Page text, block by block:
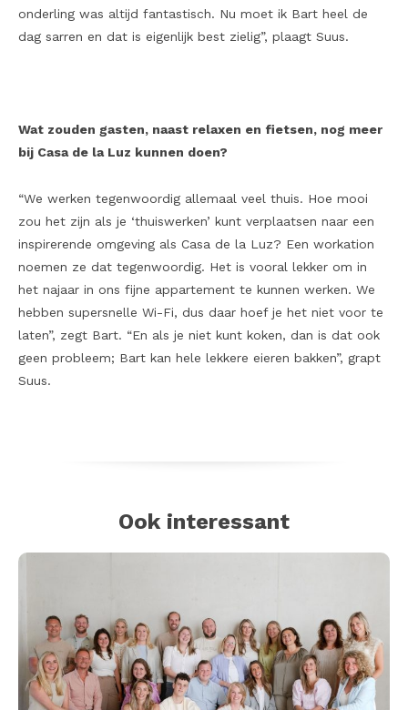
onderling was altijd fantastisch. Nu moet ik Bart heel de
dag sarren en dat is eigenlijk best zielig”, plaagt Suus.
Wat zouden gasten, naast relaxen en fietsen, nog meer
bij Casa de la Luz kunnen doen?
“We werken tegenwoordig allemaal veel thuis. Hoe mooi
zou het zijn als je ‘thuiswerken’ kunt verplaatsen naar een
inspirerende omgeving als Casa de la Luz? Een workation
noemen ze dat tegenwoordig. Het is vooral lekker om in
het najaar in ons fijne appartement te kunnen werken. We
hebben supersnelle Wi-Fi, dus daar hoef je het niet voor te
laten”, zegt Bart. “En als je niet kunt koken, dan is dat ook
geen probleem; Bart kan hele lekkere eieren bakken”, grapt
Suus.
Ook interessant